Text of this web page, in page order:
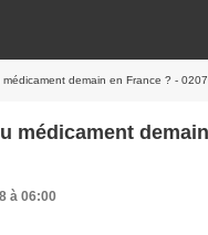
demain en France ? -
médicament
à 06:00